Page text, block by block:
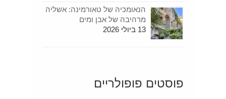
הנאומכיה של טאורמינה: אשליה
מרהיבה של אבן ומים
13 ביולי 2026
פוסטים פופולריים